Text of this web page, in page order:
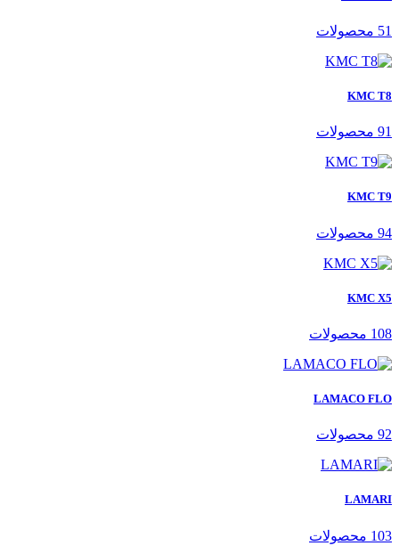
51 محصولات
KMC T8
91 محصولات
KMC T9
94 محصولات
KMC X5
108 محصولات
LAMACO FLO
92 محصولات
LAMARI
103 محصولات